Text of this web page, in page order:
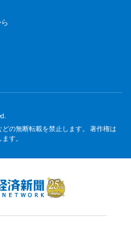
の無断転載を禁止します。 著作権は
す。